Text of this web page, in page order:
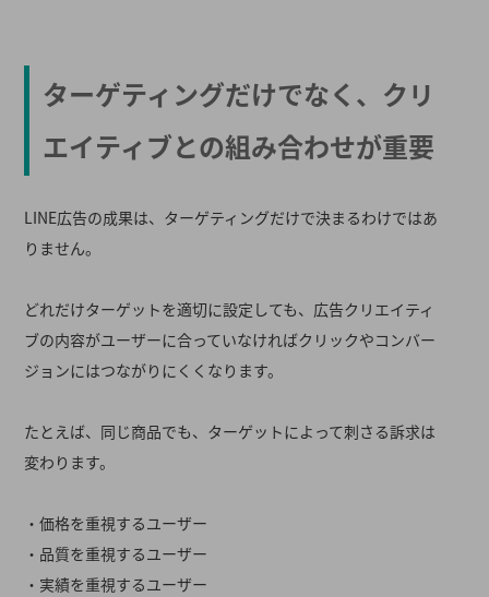
ターゲティングだけでなく、クリ
エイティブとの組み合わせが重要
LINE広告の成果は、ターゲティングだけで決まるわけではあ
りません。
どれだけターゲットを適切に設定しても、広告クリエイティ
ブの内容がユーザーに合っていなければクリックやコンバー
ジョンにはつながりにくくなります。
たとえば、同じ商品でも、ターゲットによって刺さる訴求は
変わります。
・価格を重視するユーザー
・品質を重視するユーザー
・実績を重視するユーザー